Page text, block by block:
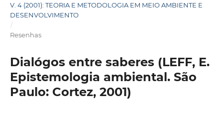
V. 4 (2001): TEORIA E METODOLOGIA EM MEIO AMBIENTE E
DESENVOLVIMENTO
/
Resenhas
Dialógos entre saberes (LEFF, E.
Epistemologia ambiental. São
Paulo: Cortez, 2001)